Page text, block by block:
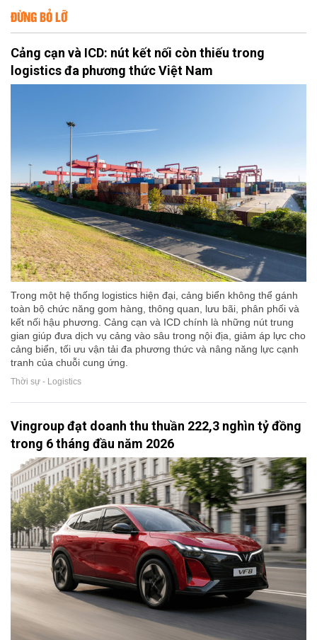
ĐỪNG BỎ LỠ
Cảng cạn và ICD: nút kết nối còn thiếu trong
logistics đa phương thức Việt Nam
Trong một hệ thống logistics hiện đại, cảng biển không thể gánh
toàn bộ chức năng gom hàng, thông quan, lưu bãi, phân phối và
kết nối hậu phương. Cảng cạn và ICD chính là những nút trung
gian giúp đưa dịch vụ cảng vào sâu trong nội địa, giảm áp lực cho
cảng biển, tối ưu vận tải đa phương thức và nâng năng lực cạnh
tranh của chuỗi cung ứng.
Thời sự - Logistics
Vingroup đạt doanh thu thuần 222,3 nghìn tỷ đồng
trong 6 tháng đầu năm 2026